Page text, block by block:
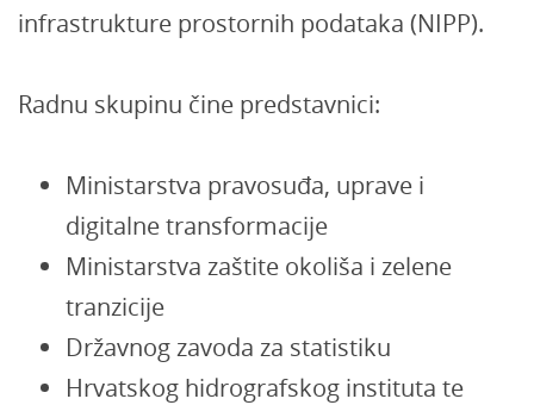
infrastrukture prostornih podataka (NIPP).
Radnu skupinu čine predstavnici:
Ministarstva pravosuđa, uprave i
digitalne transformacije
Ministarstva zaštite okoliša i zelene
tranzicije
Državnog zavoda za statistiku
Hrvatskog hidrografskog instituta te